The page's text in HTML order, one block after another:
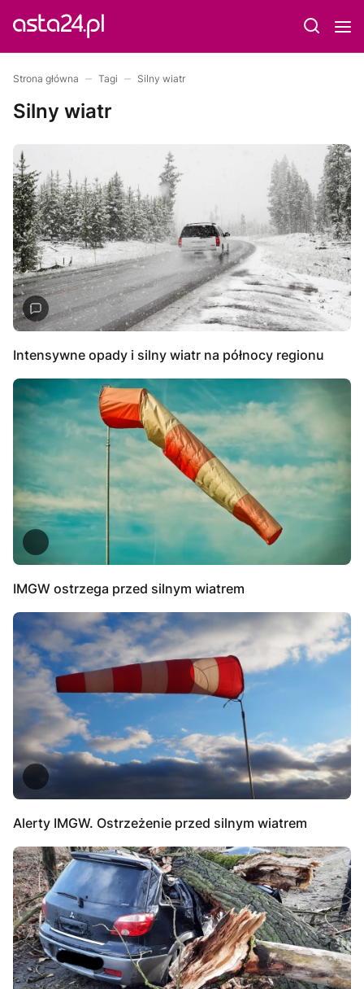
Strona główna Tagi Silny wiatr
Silny wiatr
Intensywne opady i silny wiatr na północy regionu
IMGW ostrzega przed silnym wiatrem
Alerty IMGW. Ostrzeżenie przed silnym wiatrem